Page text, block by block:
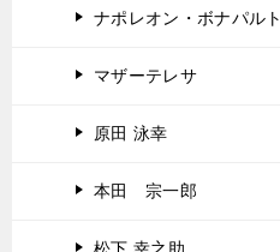
ナポレオン・ボナパルト
マザーテレサ
原田 泳幸
本田 宗一郎